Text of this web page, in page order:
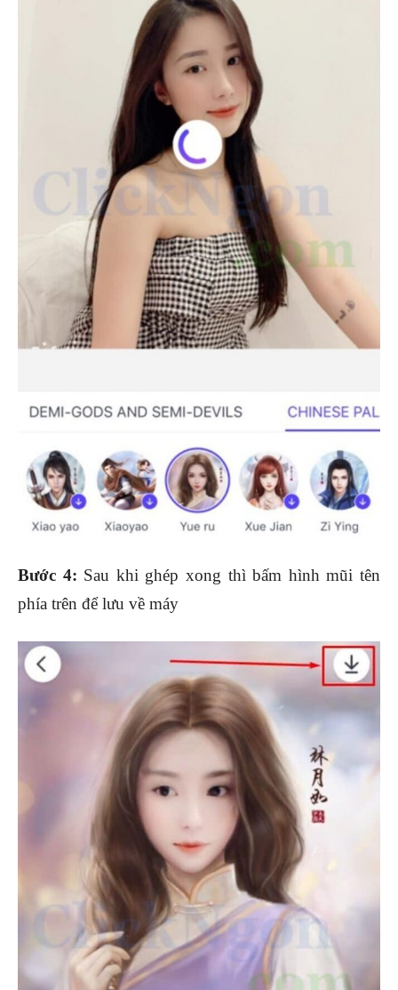
Bước 4: Sau khi ghép xong thì bấm hình mũi tên
phía trên để lưu về máy